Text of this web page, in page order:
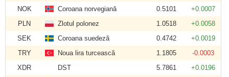
NOK
Coroana norvegiană 0.5101
+0.0007
PLN
Zlotul polonez 1.0518
+0.0058
SEK
Coroana suedeză 0.4742
+0.0019
TRY
Noua lira turcească 1.1805
-0.0003
XDR
DST 5.7861
+0.0196